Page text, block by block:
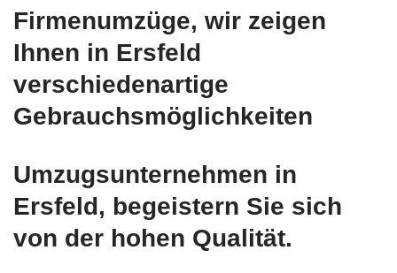
Firmenumzüge, wir zeigen
Ihnen in Ersfeld
verschiedenartige
Gebrauchsmöglichkeiten
Umzugsunternehmen in
Ersfeld, begeistern Sie sich
von der hohen Qualität.